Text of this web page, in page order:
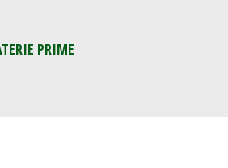
PRIME